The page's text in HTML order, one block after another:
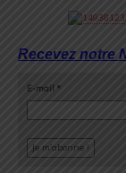
Recevez notre
E-mail *